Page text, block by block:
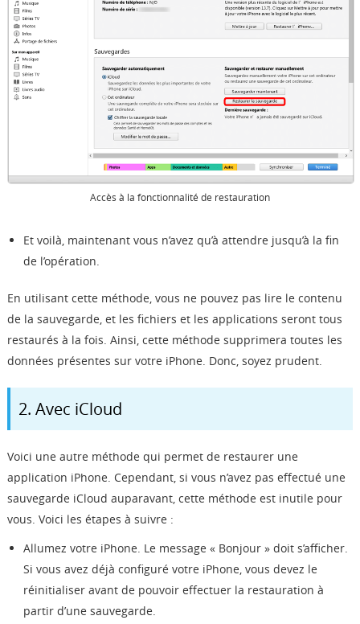
Accès à la fonctionnalité de restauration
Et voilà, maintenant vous n’avez qu’à attendre jusqu’à la fin
de l’opération.
En utilisant cette méthode, vous ne pouvez pas lire le contenu
de la sauvegarde, et les fichiers et les applications seront tous
restaurés à la fois. Ainsi, cette méthode supprimera toutes les
données présentes sur votre iPhone. Donc, soyez prudent.
2. Avec iCloud
Voici une autre méthode qui permet de restaurer une
application iPhone. Cependant, si vous n’avez pas effectué une
sauvegarde iCloud auparavant, cette méthode est inutile pour
vous. Voici les étapes à suivre :
Allumez votre iPhone. Le message « Bonjour » doit s’afficher.
Si vous avez déjà configuré votre iPhone, vous devez le
réinitialiser avant de pouvoir effectuer la restauration à
partir d’une sauvegarde.